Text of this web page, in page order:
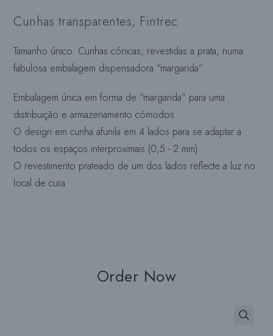
Cunhas transparentes, Fintrec
Tamanho único. Cunhas cónicas, revestidas a prata, numa
fabulosa embalagem dispensadora “margarida”.
Embalagem única em forma de “margarida” para uma
distribuição e armazenamento cómodos
O design em cunha afunila em 4 lados para se adaptar a
todos os espaços interproximais (0,5 - 2 mm)
O revestimento prateado de um dos lados reflecte a luz no
local de cura
Order Now